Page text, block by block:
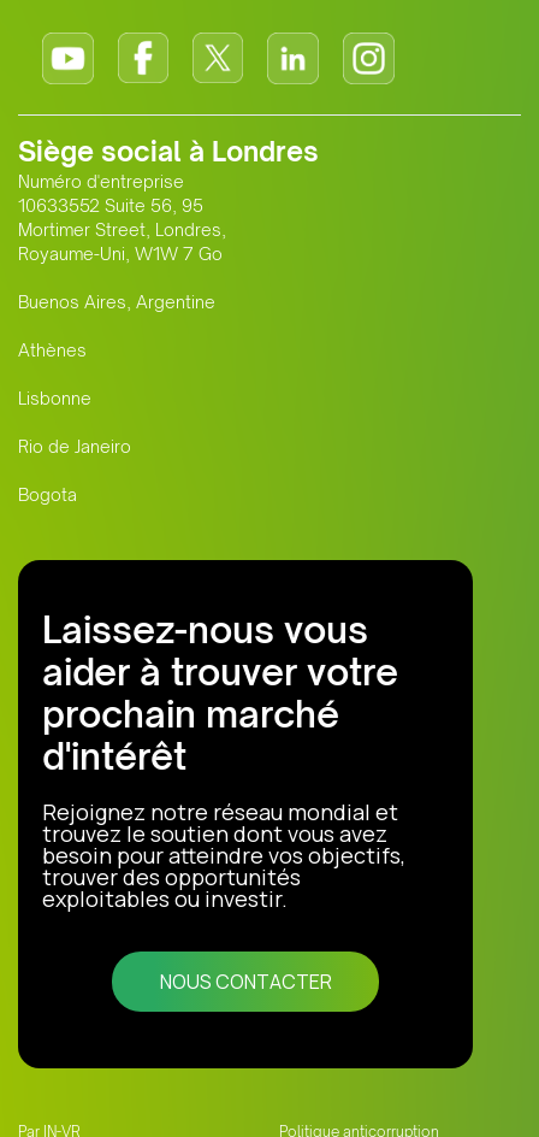
Siège social à Londres
Numéro d'entreprise
10633552 Suite 56, 95
Mortimer Street, Londres,
Royaume-Uni, W1W 7 Go
Buenos Aires, Argentine
Athènes
Lisbonne
Rio de Janeiro
Bogota
Laissez-nous vous
aider à trouver votre
prochain marché
d'intérêt
Rejoignez notre réseau mondial et
trouvez le soutien dont vous avez
besoin pour atteindre vos objectifs,
trouver des opportunités
exploitables ou investir.
NOUS CONTACTER
Par IN-VR Politique anticorruption